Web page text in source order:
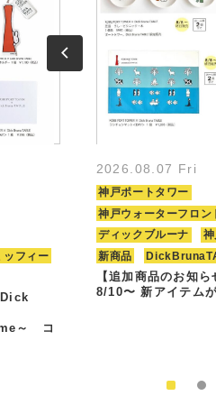
ッフィー
～ コ
2026.08.07 Fri
神戸ポートタワー
神戸ウォーターフロン
ディックブルーナ
新商品
【追加商品のお知ら
8/10〜 新アイテム